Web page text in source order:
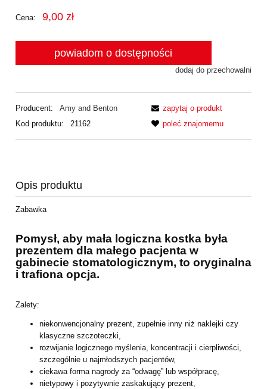
Cena: 9,00 zł
powiadom o dostępności
dodaj do przechowalni
Producent:
Amy and Benton
Kod produktu:
21162
zapytaj o produkt
poleć znajomemu
Opis produktu
Zabawka
Pomysł, aby mała logiczna kostka była
prezentem dla małego pacjenta w
gabinecie stomatologicznym, to oryginalna
i trafiona opcja.
Zalety:
niekonwencjonalny prezent, zupełnie inny niż naklejki czy
klasyczne szczoteczki,
rozwijanie logicznego myślenia, koncentracji i cierpliwości,
szczególnie u najmłodszych pacjentów,
ciekawa forma nagrody za “odwagę” lub współpracę,
nietypowy i pozytywnie zaskakujący prezent,